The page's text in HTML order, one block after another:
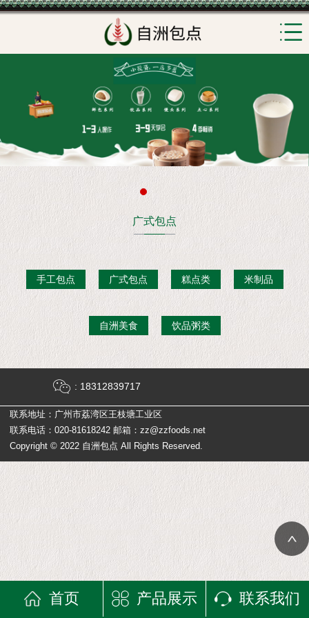
广式包点
手工包点 广式包点 糕点类 米制品
自洲美食 饮品粥类
: 18312839717
联系地址：广州市荔湾区王枝塘工业区
联系电话：020-81618242 邮箱：zz@zzfoods.net
Copyright © 2022 自洲包点 All Rights Reserved.
首页 产品展示 联系我们